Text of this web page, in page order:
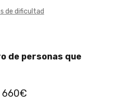
de dificultad
de personas que
660€